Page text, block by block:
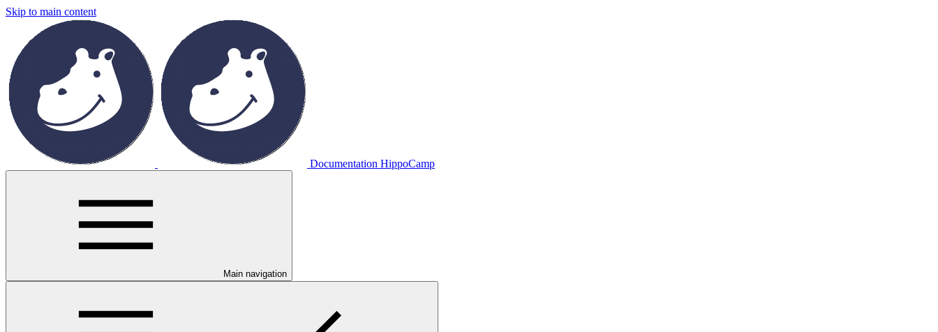
Skip to main content
Documentation HippoCamp
Main navigation